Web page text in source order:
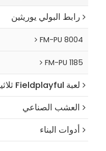
رابط البولي يوريثين
FM-PU 8004
FM-PU 1185
لعبة Fieldplayful ثلاثية الأبعاد
العشب الصناعي
أدوات البناء